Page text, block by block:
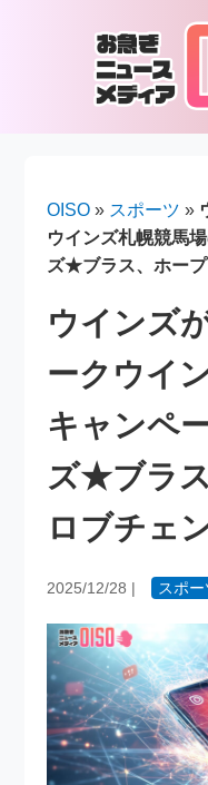
OISO » スポーツ »
ウインズ札幌競馬
ズ★ブラス、ホー
ウインズ
ークウイ
キャンペ
ズ★ブラ
ロブチェ
2025/12/28 | スポー